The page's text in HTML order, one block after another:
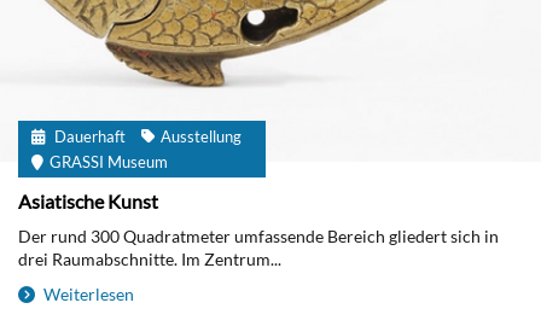
Dauerhaft
Ausstellung
GRASSI Museum
Asiatische Kunst
Der rund 300 Quadratmeter umfassende Bereich gliedert sich in
drei Raumabschnitte. Im Zentrum...
Weiterlesen